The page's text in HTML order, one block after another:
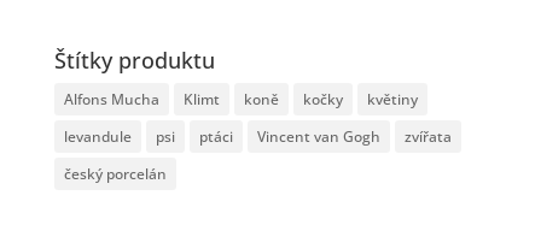
Štítky produktu
Alfons Mucha Klimt koně kočky
květiny
levandule
psi ptáci Vincent van Gogh
zvířata
český porcelán